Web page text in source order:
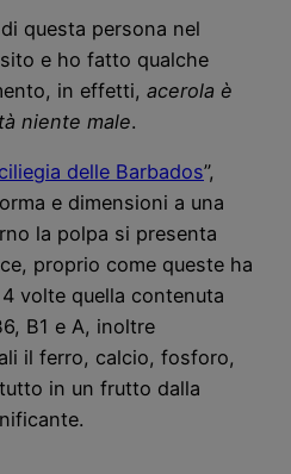
questa persona nel
e ho fatto qualche
in effetti, acerola è
niente male.
ciliegia delle Barbados”,
e dimensioni a una
la polpa si presenta
proprio come queste ha
volte quella contenuta
B1 e A, inoltre
il ferro, calcio, fosforo,
in un frutto dalla